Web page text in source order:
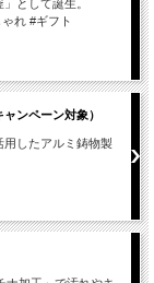
として誕生。
れ #ギフト
ンペーン対象）
用したアルミ鋳物製